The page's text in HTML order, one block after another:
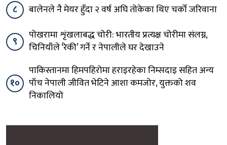
८
बालेनले नै मेयर हुँदा २ वर्ष अघि तोकेका थिए चर्को जरिवाना
९
पोखरामा शृंखलाबद्ध चोरी: भारतीय प्रत्यक्ष चोरीमा संलग्न,
चिनियाँले ‘रेकी’ गर्ने र नेपालीले घर देखाउने
१०
पाकिस्तानमा हिमपहिरोमा हराइरहेका निम्सदाइ सहित अन्य
पाँच नेपाली जीवित भेटिने आशा कमजोर, युक्तको शव
निकालियो